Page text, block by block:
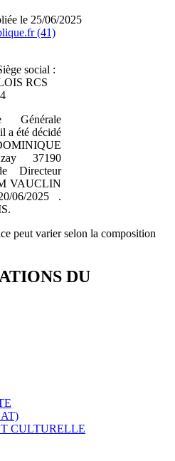
le 25/06/2025
(41)
social :
RCS
Générale
a été décidé
37190
Directeur
VAUCLIN
06/2025 .
peut varier selon la composition
DU
CULTURELLE